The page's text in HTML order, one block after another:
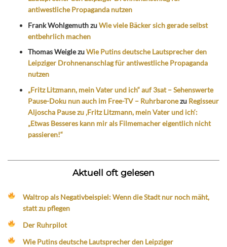
antiwestliche Propaganda nutzen
Frank WohlgemuthzuWie viele Bäcker sich gerade selbst
entbehrlich machen
Thomas WeiglezuWie Putins deutsche Lautsprecher den
Leipziger Drohnenanschlag für antiwestliche Propaganda
nutzen
„Fritz Litzmann, mein Vater und ich“ auf 3sat – Sehenswerte
Pause-Doku nun auch im Free-TV – Ruhrbaronezu Regisseur
Aljoscha Pause zu ‚Fritz Litzmann, mein Vater und ich‘:
„Etwas Besseres kann mir als Filmemacher eigentlich nicht
passieren!“
Aktuell oft gelesen
Waltrop als Negativbeispiel: Wenn die Stadt nur noch mäht,
statt zu pflegen
Der Ruhrpilot
Wie Putins deutsche Lautsprecher den Leipziger